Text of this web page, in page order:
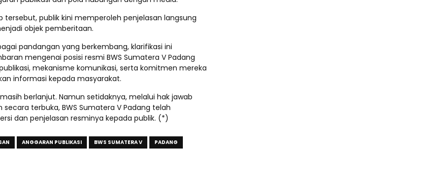
tersebut, publik kini memperoleh penjelasan langsung
objek pemberitaan.
pandangan yang berkembang, klarifikasi ini
mengenai posisi resmi BWS Sumatera V Padang
mekanisme komunikasi, serta komitmen mereka
informasi kepada masyarakat.
berlanjut. Namun setidaknya, melalui hak jawab
secara terbuka, BWS Sumatera V Padang telah
dan penjelasan resminya kepada publik. (*)
ANGGARAN PUBLIKASI BWS SUMATERA V PADANG